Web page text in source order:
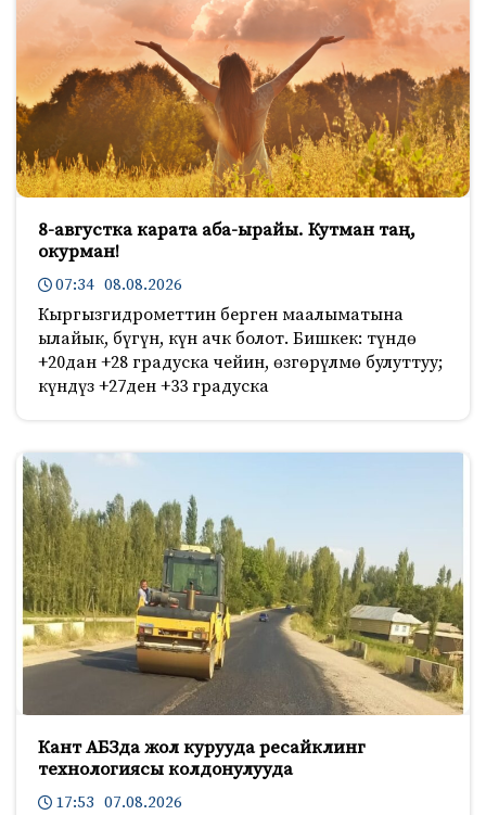
8-августка карата аба-ырайы. Кутман таң,
окурман!
07:34 08.08.2026
Кыргызгидрометтин берген маалыматына
ылайык, бүгүн, күн ачк болот. Бишкек: түндө
+20дан +28 градуска чейин, өзгөрүлмө булуттуу;
күндүз +27ден +33 градуска
Кант АБЗда жол курууда ресайклинг
технологиясы колдонулууда
17:53 07.08.2026